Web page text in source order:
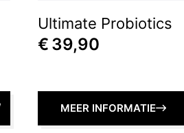
Ultimate Probiotics
€ 39,90
MEER INFORMATIE